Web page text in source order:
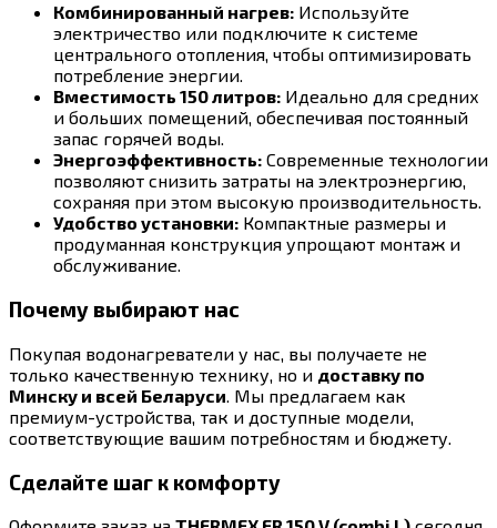
Комбинированный нагрев: Используйте
электричество или подключите к системе
центрального отопления, чтобы оптимизировать
потребление энергии.
Вместимость 150 литров: Идеально для средних
и больших помещений, обеспечивая постоянный
запас горячей воды.
Энергоэффективность: Современные технологии
позволяют снизить затраты на электроэнергию,
сохраняя при этом высокую производительность.
Удобство установки: Компактные размеры и
продуманная конструкция упрощают монтаж и
обслуживание.
Почему выбирают нас
Покупая водонагреватели у нас, вы получаете не
только качественную технику, но и доставку по
Минску и всей Беларуси. Мы предлагаем как
премиум-устройства, так и доступные модели,
соответствующие вашим потребностям и бюджету.
Сделайте шаг к комфорту